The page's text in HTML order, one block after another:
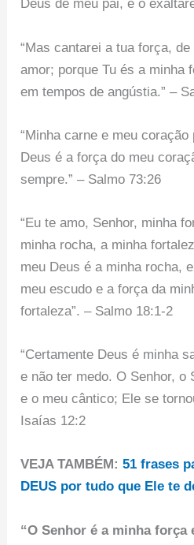
Deus de meu pai, e o
“Mas cantarei a tua força,
amor; porque Tu és a minha
em tempos de angústia.” –
“Minha carne e meu coração
Deus é a força do meu
sempre.” – Salmo 73:26
“Eu te amo, Senhor, minha
minha rocha, a minha
meu Deus é a minha rocha,
meu escudo e a força da
fortaleza”. – Salmo 18:1-2
“Certamente Deus é minha
e não ter medo. O Senhor, o
e o meu cântico; Ele se
Isaías 12:2
VEJA TAMBÉM:51 frases
DEUS por tudo que Ele te
“O Senhor é a minha força